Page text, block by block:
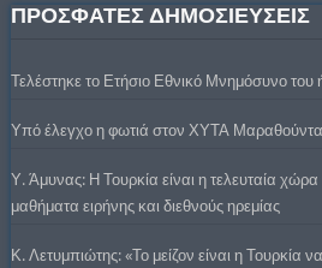
ΠΡΟΣΦΑΤΕΣ ΔΗΜΟΣΙΕΥΣΕΙΣ
Τελέστηκε το Ετήσιο Εθνικό Μνημόσυνο
Υπό έλεγχο η φωτιά στον ΧΥΤΑ
Υ. Άμυνας: Η Τουρκία είναι η τελευταία χώρα
μαθήματα ειρήνης και διεθνούς ηρεμίας
Κ. Λετυμπιώτης: «Το μείζον είναι η Τουρκία